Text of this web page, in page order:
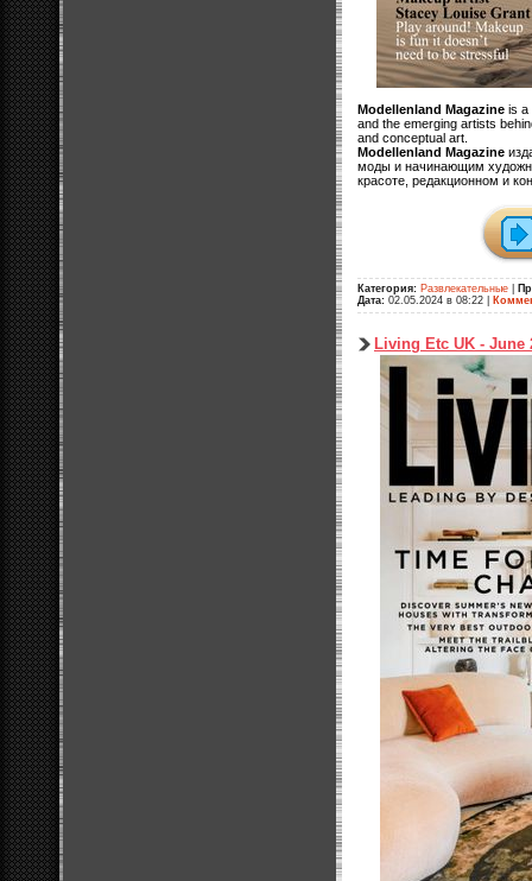
Modellenland Magazine is a
and the emerging artists
and conceptual art.
Modellenland Magazine
моды и начинающим
красоте, редакционном и
Категория: Развлекательные
Дата: 02.05.2024 в 08:22
Living Etc UK - June